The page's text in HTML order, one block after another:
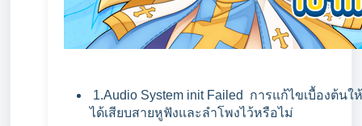
1.Audio System init Failed การแก้ไขเบื้องต้น
ได้เสียบสายหูฟังและลำโพงไว้หรือไม่